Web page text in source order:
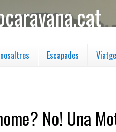
Escapades
No! Una